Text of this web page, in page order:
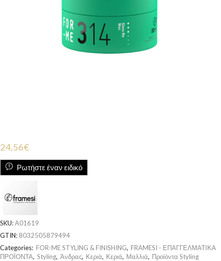
24,56€
Ρωτήστε έναν ειδικό
SKU:A01619
GTIN: 8032505879494
Categories: FOR-ME STYLING & FINISHING, FRAMESI - ΕΠΑΓΓΕΛΜΑΤΙΚΑ
ΠΡΟΪΟΝΤΑ, Styling, Άνδρας, Κεριά, Κεριά, Μαλλιά, Προϊόντα Styling